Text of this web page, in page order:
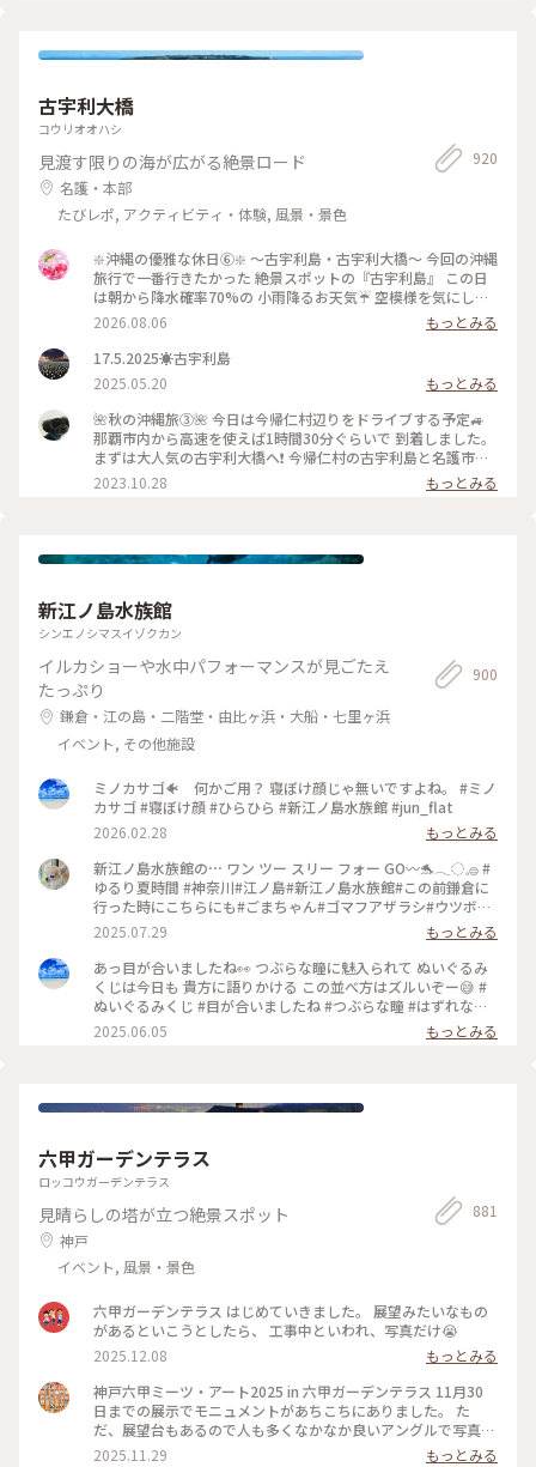
好き #鍾馗さん #開運旅 #ことりっぷと一緒 #京都
古宇利大橋
コウリオオハシ
見渡す限りの海が広がる絶景ロード
名護・本部
たびレポ, アクティビティ・体験, 風景・景色
920
❇️沖縄の優雅な休日⑥❇️ 〜古宇利島・古宇利大橋〜 今回の沖縄
旅行で一番行きたかった 絶景スポットの『古宇利島』 この日
は朝から降水確率70%の 小雨降るお天気☔ 空模様を気にしな
がら向かってると 『古宇利大橋』を渡る頃には ピーカンにな
りました☀️ 綺麗なエメラルドグリーンの海を 見ることができ
て最高です✨ やっぱり私って晴れ女だわ(笑) #ひみつの絶景 #
沖縄めぐり #古宇利島 #古宇利大橋 #エメラルドグリーンの海
2026.08.06
もっとみる
17.5.2025☀️古宇利島
2025.05.20
もっとみる
🌺秋の沖縄旅➂🌺 今日は今帰仁村辺りをドライブする予定🚙
那覇市内から高速を使えば1時間30分ぐらいで 到着しました。
まずは大人気の古宇利大橋へ❗ 今帰仁村の古宇利島と名護市の
屋我地島を結ぶ全長1,960mの橋。2005年2月8日に開通。 橋
の両側には泣けてくるぐらいの美しい海✨ 橋の下に降りれるよ
2023.10.28 もっとみる
新江ノ島水族館
シンエノシマスイゾクカン
イルカショーや水中パフォーマンスが見ごたえ
たっぷり
鎌倉・江の島・二階堂・由比ヶ浜・大船・七里ヶ浜
イベント, その他施設
900
ミノカサゴ🐠 何かご用？ 寝ぼけ顔じゃ無いですよね。 #ミノ
カサゴ #寝ぼけ顔 #ひらひら #新江ノ島水族館 #jun_flat
2026.02.28
もっとみる
新江ノ島水族館の⋯ ワン ツー スリー フォー GO〰️🐬𓂃◌𓈒𓐍 #
ゆるり夏時間 #神奈川#江ノ島#新江ノ島水族館#この前鎌倉に
行った時にこちらにも#ごまちゃん#ゴマフアザラシ#ウツボ#
お気に入りの3匹でピョンピョンしてる子たち#海岸バックで泳
ぐクラゲたち#イルカショー#シーキャンドルが見える✨️
2025.07.29
もっとみる
あっ目が合いましたね👀 つぶらな瞳に魅入られて ぬいぐるみ
くじは今日も 貴方に語りかける この並べ方はズルいぞー😅 #
ぬいぐるみくじ #目が合いましたね #つぶらな瞳 #はずれなし
#新江ノ島水族館 #jun_flut
2025.06.05 もっとみる
六甲ガーデンテラス
ロッコウガーデンテラス
見晴らしの塔が立つ絶景スポット
神戸
イベント, 風景・景色
881
六甲ガーデンテラス はじめていきました。 展望みたいなもの
があるといこうとしたら、 工事中といわれ、写真だけ😭
2025.12.08
もっとみる
神戸六甲ミーツ・アート2025 in 六甲ガーデンテラス 11月30
日までの展示でモニュメントがあちこちにありました。 た
だ、展望台もあるので人も多くなかなか良いアングルで写真が
撮れず💦 鹿さんとケンタウロスのような女性の妖精さんは 存
2025.11.29 もっとみる